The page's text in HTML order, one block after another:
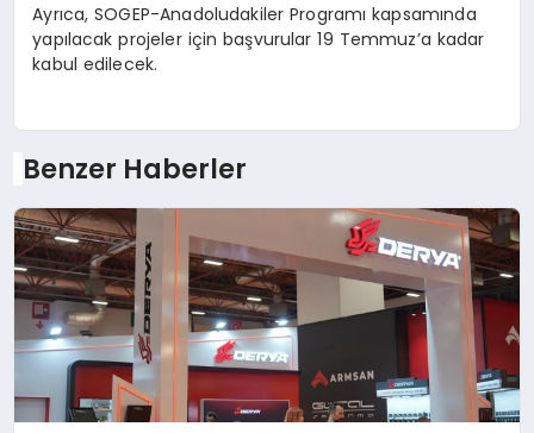
Ayrıca, SOGEP-Anadoludakiler Programı kapsamında
yapılacak projeler için başvurular 19 Temmuz’a kadar
kabul edilecek.
Benzer Haberler